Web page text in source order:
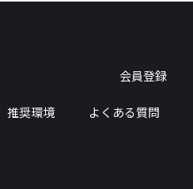
会員登録
推奨環境 よくある質問